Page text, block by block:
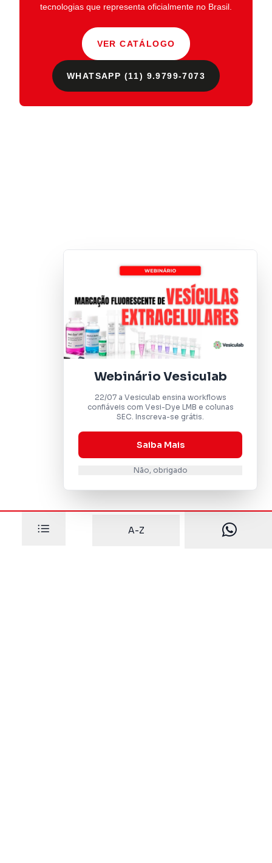
Webinário Vesiculab
22/07 a Vesiculab ensina workflows
confiáveis com Vesi-Dye LMB e colunas
SEC. Inscreva-se grátis.
Saiba Mais
Não, obrigado
tecnologias que representa oficialmente no Brasil.
VER CATÁLOGO
WHATSAPP (11) 9.9799-7073
A-Z